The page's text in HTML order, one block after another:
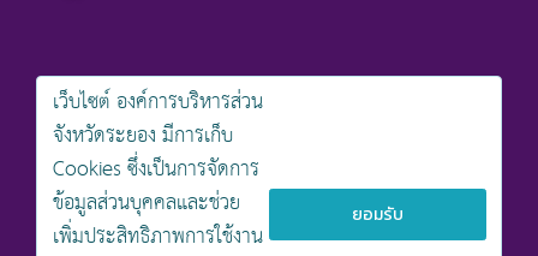
สงวนลิขสิทธิ์ © 2568 , องค์การบริหารส่วนจังหวัดระยอง
นโยบายการคุ้มครองข้อมูลส่วนบุคคล
นโยบายการรักษาความมั่นคงปลอดภัยเว็บไซต์
นโยบายเว็บไซต์ขององค์การบริหารส่วนจังหวัดระยอง
ออกแบบเว็บไซต์โดย khontamweb
เว็บไซต์ องค์การบริหารส่วน
จังหวัดระยอง มีการเก็บ
Cookies ซึ่งเป็นการจัดการ
ข้อมูลส่วนบุคคลและช่วย
เพิ่มประสิทธิภาพการใช้งาน
ยอมรับ